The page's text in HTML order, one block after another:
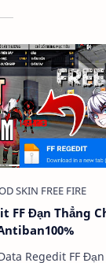
FF Đạn Thẳng
Regedit FF Đạn